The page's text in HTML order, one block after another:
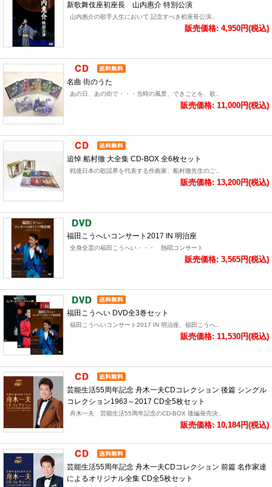
新歌舞伎座初座長 山内惠介 特別公演
山内惠介の歌手人生において 記念すべき初座長公演..
販売価格: 4,950円(税込)
名曲 街のうた
あの日、あの街で・・・当時の風景、できごとを、歌..
販売価格: 11,000円(税込)
追悼 船村徹 大全集 CD-BOX 全6枚セット
戦後日本の歌謡界を代表する作曲家、船村徹先生のご..
販売価格: 13,200円(税込)
福田こうへいコンサート2017 IN 明治座
全身全霊の福田こうへい・・・ 熱唱コンサート
販売価格: 3,565円(税込)
福田こうへい DVD全3巻セット
福田こうへいコンサート2017 IN 明治座、福田こうへ..
販売価格: 11,530円(税込)
芸能生活55周年記念 舟木一夫CDコレクション 後篇 シングル
コレクション1963～2017 CD全5枚セット
舟木一夫 芸能生活55周年記念のCD-BOX 後編発売決..
販売価格: 10,184円(税込)
芸能生活55周年記念 舟木一夫CDコレクション 前篇 名作家達
によるオリジナル全集 CD全5枚セット